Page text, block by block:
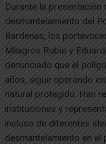
Durante la presentación
desmantelamiento del
Bardenas, los
Milagros Rubio y
denunciado que el
años, sigue operando
natural protegido. Han
instituciones y
incluso de diferentes
desmantelamiento en